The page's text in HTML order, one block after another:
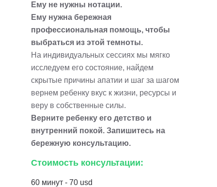
Ему не нужны нотации.
Ему нужна бережная
профессиональная помощь, чтобы
выбраться из этой темноты.
На индивидуальных сессиях мы мягко
исследуем его состояние, найдем
скрытые причины апатии и шаг за шагом
вернем ребенку вкус к жизни, ресурсы и
веру в собственные силы.
Верните ребенку его детство и
внутренний покой. Запишитесь на
бережную консультацию.
Стоимость консультации:
60 минут - 70 usd